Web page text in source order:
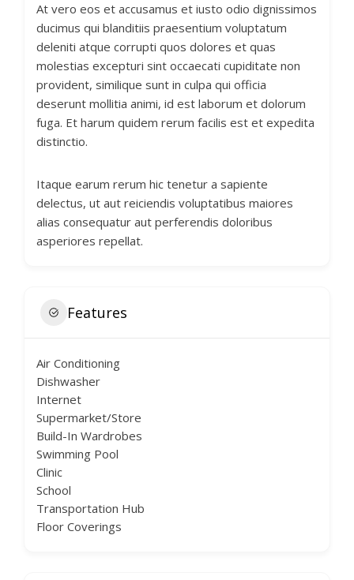
At vero eos et accusamus et iusto odio dignissimos
ducimus qui blanditiis praesentium voluptatum
deleniti atque corrupti quos dolores et quas
molestias excepturi sint occaecati cupiditate non
provident, similique sunt in culpa qui officia
deserunt mollitia animi, id est laborum et dolorum
fuga. Et harum quidem rerum facilis est et expedita
distinctio.
Itaque earum rerum hic tenetur a sapiente
delectus, ut aut reiciendis voluptatibus maiores
alias consequatur aut perferendis doloribus
asperiores repellat.
Features
Air Conditioning
Dishwasher
Internet
Supermarket/Store
Build-In Wardrobes
Swimming Pool
Clinic
School
Transportation Hub
Floor Coverings